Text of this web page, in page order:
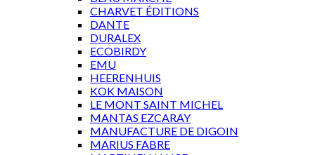
CHARVET ÉDITIONS
DANTE
DURALEX
ECOBIRDY
EMU
HEERENHUIS
KOK MAISON
LE MONT SAINT MICHEL
MANTAS EZCARAY
MANUFACTURE DE DIGOIN
MARIUS FABRE